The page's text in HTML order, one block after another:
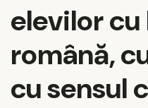
elevilor
română,
cu sensul